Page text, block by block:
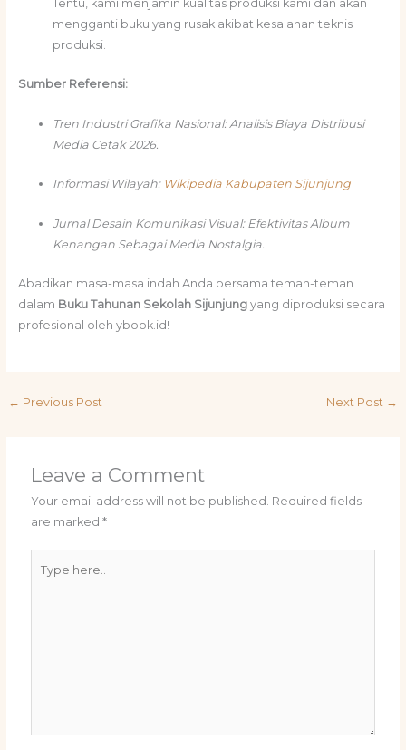
Tentu, kami menjamin kualitas produksi kami dan akan
mengganti buku yang rusak akibat kesalahan teknis
produksi.
Sumber Referensi:
Tren Industri Grafika Nasional: Analisis Biaya Distribusi
Media Cetak 2026.
Informasi Wilayah: Wikipedia Kabupaten Sijunjung
Jurnal Desain Komunikasi Visual: Efektivitas Album
Kenangan Sebagai Media Nostalgia.
Abadikan masa-masa indah Anda bersama teman-teman
dalam Buku Tahunan Sekolah Sijunjungyang diproduksi secara
profesional oleh ybook.id!
← Previous Post Next Post →
Leave a Comment
Your email address will not be published. Required fields
are marked*
here..